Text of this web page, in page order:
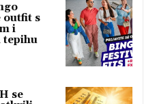
outfit s
i
tepihu
se